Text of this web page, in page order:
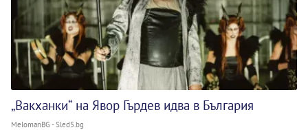
„Вакханки“ на Явор Гърдев идва в България
MelomanBG - Sled5.bg